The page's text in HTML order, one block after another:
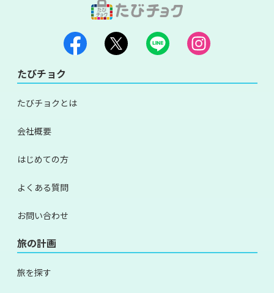
たびチョク
たびチョクとは
会社概要
はじめての方
よくある質問
お問い合わせ
旅の計画
旅を探す